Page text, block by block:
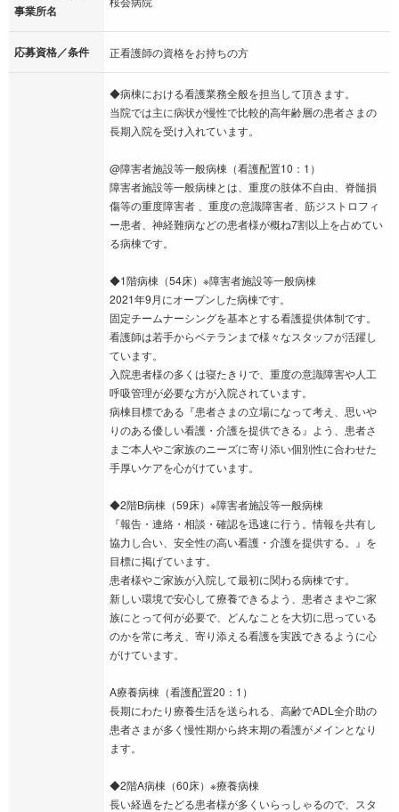
事業所名
応募資格／条件 正看護師の資格をお持ちの方
◆病棟における看護業務全般を担当して頂きます。
当院では主に病状が慢性で比較的高年齢層の患者さまの
長期入院を受け入れています。
@障害者施設等一般病棟（看護配置10：1）
障害者施設等一般病棟とは、重度の肢体不自由、脊髄損
傷等の重度障害者 、重度の意識障害者、筋ジストロフィ
ー患者、神経難病などの患者様が概ね7割以上を占めてい
る病棟です。
◆1階病棟（54床）※障害者施設等一般病棟
2021年9月にオープンした病棟です。
固定チームナーシングを基本とする看護提供体制です。
看護師は若手からベテランまで様々なスタッフが活躍し
ています。
入院患者様の多くは寝たきりで、重度の意識障害や人工
呼吸管理が必要な方が入院されています。
病棟目標である『患者さまの立場になって考え、思いや
りのある優しい看護・介護を提供できる』よう、患者さ
まご本人やご家族のニーズに寄り添い個別性に合わせた
手厚いケアを心がけています。
◆2階B病棟（59床）※障害者施設等一般病棟
『報告・連絡・相談・確認を迅速に行う。情報を共有し
協力し合い、安全性の高い看護・介護を提供する。』を
目標に掲げています。
患者様やご家族が入院して最初に関わる病棟です。
新しい環境で安心して療養できるよう、患者さまやご家
族にとって何が必要で、どんなことを大切に思っている
のかを常に考え、寄り添える看護を実践できるように心
がけています。
A療養病棟（看護配置20：1）
長期にわたり療養生活を送られる、高齢でADL全介助の
患者さまが多く慢性期から終末期の看護がメインとなり
ます。
◆2階A病棟（60床）※療養病棟
長い経過をたどる患者様が多くいらっしゃるので、スタ